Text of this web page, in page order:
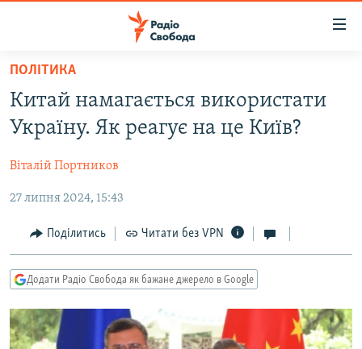
Перейти
основного
матеріалу
Перейти
до
навігації
Перейти
пошуку
СТАТТІ
ПОЛІТИКА
ЕКОНОМІКА
СУСПІЛЬСТВО
СПОРТ
УКРАЇНА
ВІЙНА
РОСІЙСЬКА «ФІЛЬТРАЦІЯ»
ДОНБАС.РЕАЛІЇ
КРИМ.РЕАЛІЇ
ТИ ЯК?
СХЕМИ
ПОЛІТИКА
Китай намагається використати
Україну. Як реагує на це Київ?
Віталій Портников
27 липня 2024, 15:43
Поділитись Читати без VPN
Додати Радіо Свобода як бажане джерело в Google